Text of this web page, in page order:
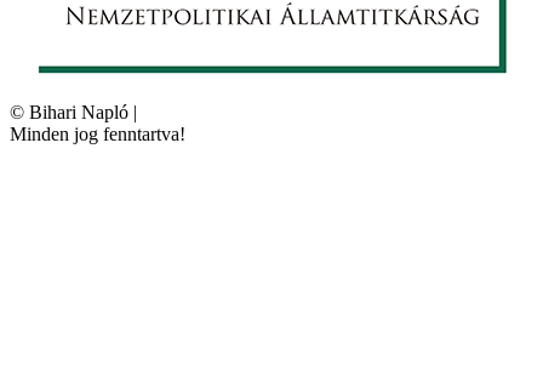
© Bihari Napló |
Minden jog fenntartva!